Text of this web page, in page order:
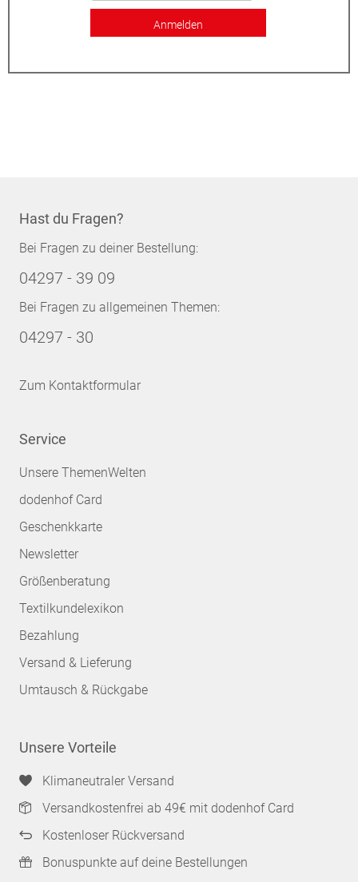
Anmelden
Hast du Fragen?
Bei Fragen zu deiner Bestellung:
04297 - 39 09
Bei Fragen zu allgemeinen Themen:
04297 - 30
Zum Kontaktformular
Service
Unsere ThemenWelten
dodenhof Card
Geschenkkarte
Newsletter
Größenberatung
Textilkundelexikon
Bezahlung
Versand & Lieferung
Umtausch & Rückgabe
Unsere Vorteile
Klimaneutraler Versand
Versandkostenfrei ab 49€ mit dodenhof Card
Kostenloser Rückversand
Bonuspunkte auf deine Bestellungen